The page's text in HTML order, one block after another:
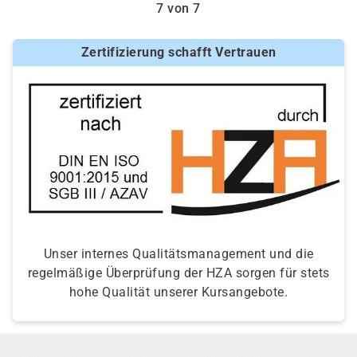
7 von 7
Zertifizierung schafft Vertrauen
Unser internes Qualitätsmanagement und die
regelmäßige Überprüfung der HZA sorgen für stets
hohe Qualität unserer Kursangebote.